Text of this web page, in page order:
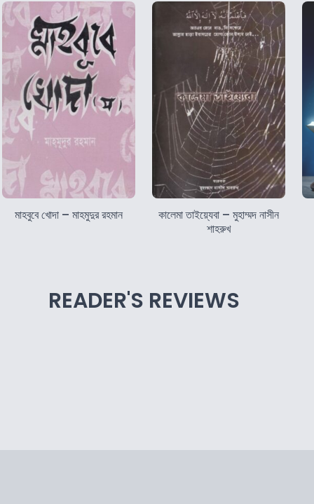
মাহবুবে খোদা – মাহমুদুর রহমান
কালেমা তাইয়্যেবা – মুহাম্মদ নাসীন
শাহরুখ
READER'S REVIEWS